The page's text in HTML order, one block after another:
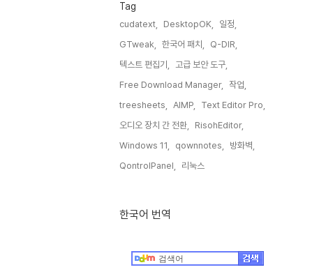
Tag
cudatext, DesktopOK,
일정,
GTweak,
한국어 패치,
Q-DIR,
텍스트 편집기,
고급 보안 도구,
Free Download Manager,
작업,
treesheets,
AIMP,
Text Editor Pro,
오디오 장치 간 전환,
RisohEditor,
Windows 11,
qownnotes,
방화벽,
QontrolPanel,
리눅스,
한국어 번역